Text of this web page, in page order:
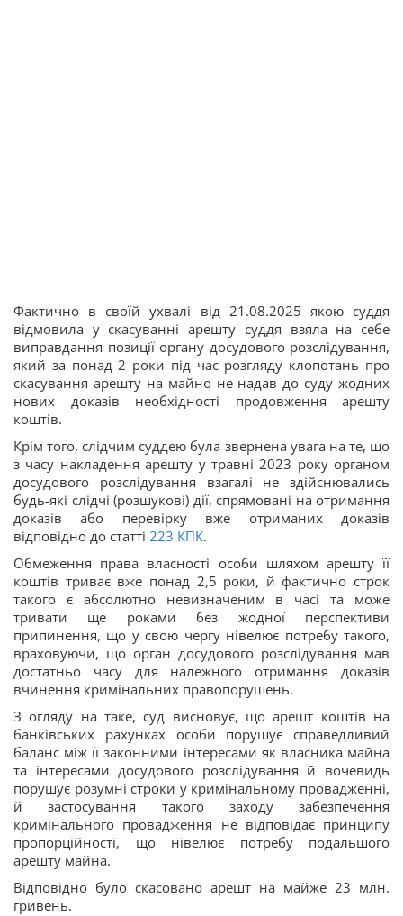
Фактично в своїй ухвалі від 21.08.2025 якою суддя
відмовила у скасуванні арешту суддя взяла на себе
виправдання позиції органу досудового розслідування,
який за понад 2 роки під час розгляду клопотань про
скасування арешту на майно не надав до суду жодних
нових доказів необхідності продовження арешту
коштів.
Крім того, слідчим суддею була звернена увага на те, що
з часу накладення арешту у травні 2023 року органом
досудового розслідування взагалі не здійснювались
будь-які слідчі (розшукові) дії, спрямовані на отримання
доказів або перевірку вже отриманих доказів
відповідно до статті 223 КПК.
Обмеження права власності особи шляхом арешту її
коштів триває вже понад 2,5 роки, й фактично строк
такого є абсолютно невизначеним в часі та може
тривати ще роками без жодної перспективи
припинення, що у свою чергу нівелює потребу такого,
враховуючи, що орган досудового розслідування мав
достатньо часу для належного отримання доказів
вчинення кримінальних правопорушень.
З огляду на таке, суд висновує, що арешт коштів на
банківських рахунках особи порушує справедливий
баланс між її законними інтересами як власника майна
та інтересами досудового розслідування й вочевидь
порушує розумні строки у кримінальному провадженні,
й застосування такого заходу забезпечення
кримінального провадження не відповідає принципу
пропорційності, що нівелює потребу подальшого
арешту майна.
Відповідно було скасовано арешт на майже 23 млн.
гривень.